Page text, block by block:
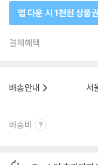
앱 다운 시 1천원 상품권
결제혜택
배송안내
서
배송비